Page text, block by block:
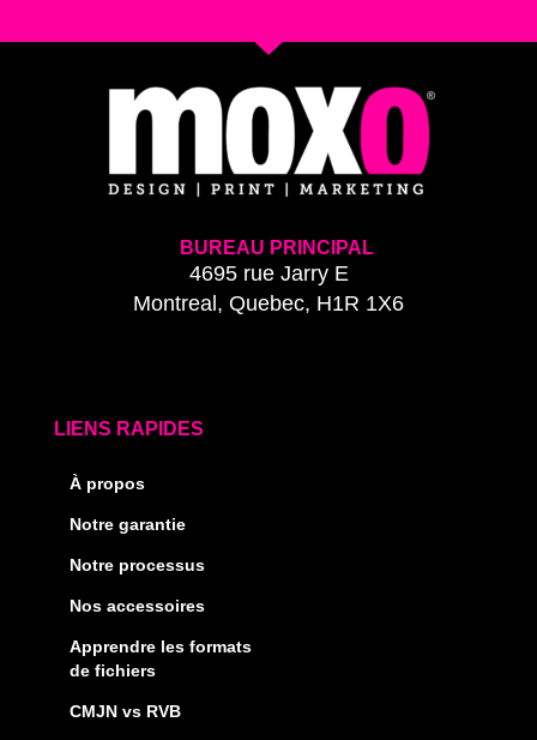
BUREAU PRINCIPAL
4695 rue Jarry E
Montreal, Quebec, H1R 1X6
LIENS RAPIDES
À propos
Notre garantie
Notre processus
Nos accessoires
Apprendre les formats
de fichiers
CMJN vs RVB